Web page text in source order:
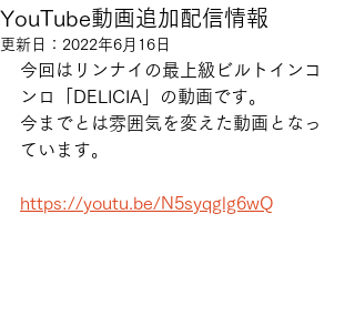
YouTube動画追加配信情報
更新日： 2022年6月16日
今回はリンナイの最上級ビルトインコ
ンロ「DELICIA」の動画です。
今までとは雰囲気を変えた動画となっ
ています。
https://youtu.be/N5syqglg6wQ